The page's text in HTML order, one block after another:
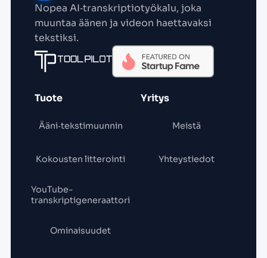
Nopea AI‑transkriptio­työkalu, joka
muuntaa äänen ja videon haettavaksi
tekstiksi.
Tuote
Ääni‑tekstimuunnin
Kokousten litterointi
YouTube-
transkriptigeneraattori
Ominaisuudet
Yritys
Meistä
Yhteystiedot